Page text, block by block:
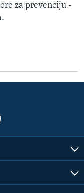
za prevenciju -